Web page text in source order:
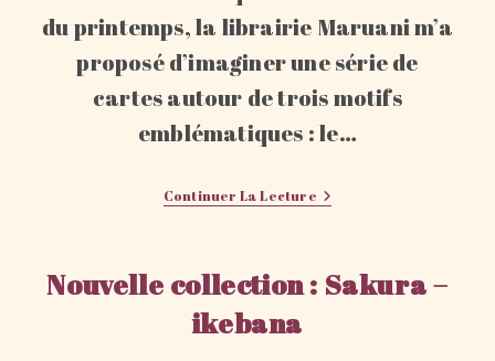
du printemps, la librairie Maruani m’a
proposé d’imaginer une série de
cartes autour de trois motifs
emblématiques : le…
Continuer La LectureNouvelles
Collections
Poulette
Coquette
Nouvelle collection : Sakura –
ikebana